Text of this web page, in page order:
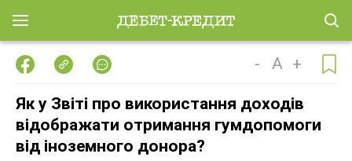
- A +
Як у Звіті про використання доходів
відображати отримання гумдопомоги
від іноземного донора?